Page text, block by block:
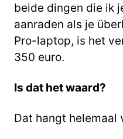
beide dingen die ik
aanraden als je
Pro-laptop, is het
350 euro.
Is dat het waard?
Dat hangt helemaal